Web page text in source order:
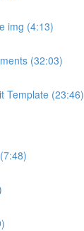
img (4:13)
(32:03)
Template (23:46)